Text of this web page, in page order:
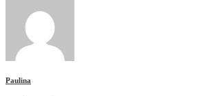
Paulina